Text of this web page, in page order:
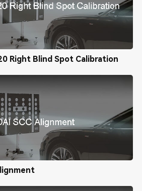
Right Blind Spot Calibration